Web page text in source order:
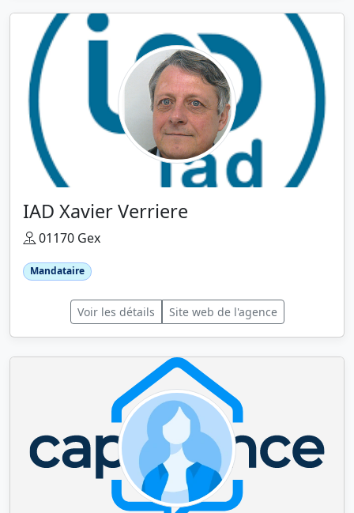
IAD Xavier Verriere
01170 Gex
Mandataire
Voir les détails Site web de l'agence